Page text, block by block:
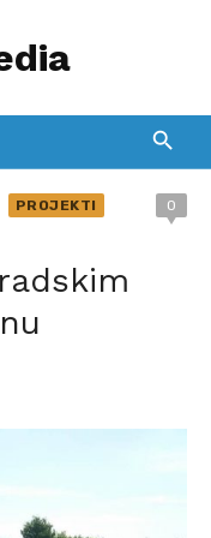
PROJEKTI
0